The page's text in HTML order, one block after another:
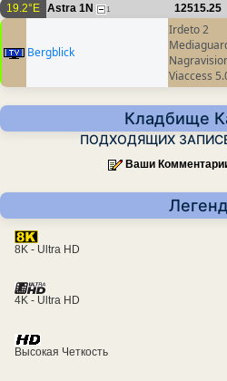
19.2°E Astra 1N 1 12515.25
Bergblick
Irdeto 2
Viaccess
Кладбище
ПОДХОДЯЩИХ
Ваши
8K - Ultra HD
4K - Ultra HD
Высокая Четкость